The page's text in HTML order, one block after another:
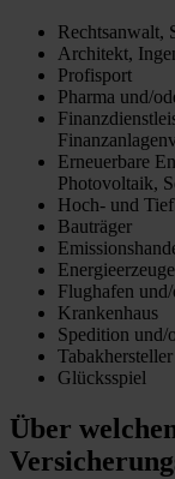
Rechtsanwalt,
Architekt,
Profisport
Pharma und/
Erneuerbare
Photovoltaik,
Hoch- und
Bauträger
Flughafen
Krankenhaus
Spedition und/
Glücksspiel
Über